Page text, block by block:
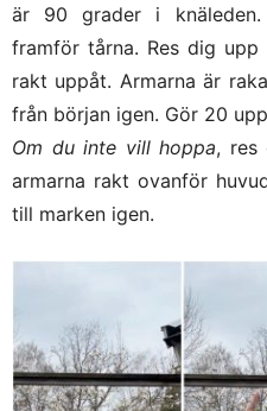
är 90 grader i
framför tårna. Res dig
rakt uppåt. Armarna är
från början igen. Gör 20
Om du inte vill hoppa, res
armarna rakt ovanför
till marken igen.